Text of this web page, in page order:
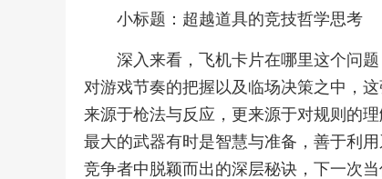
小标题：超越道具的竞技哲学思考
深入来看，飞机卡片在哪里这个问
对游戏节奏的把握以及临场决策之中，
来源于枪法与反应，更来源于对规则的
最大的武器有时是智慧与准备，善于利
竞争者中脱颖而出的深层秘诀，下一次